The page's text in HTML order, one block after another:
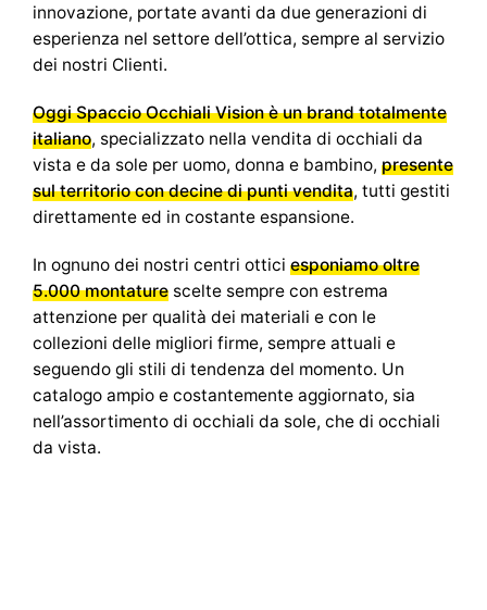
innovazione, portate avanti da due generazioni di
esperienza nel settore dell’ottica, sempre al servizio
dei nostri Clienti.
Oggi Spaccio Occhiali Vision è un brand totalmente
italiano, specializzato nella vendita di occhiali da
vista e da sole per uomo, donna e bambino, presente
sul territorio con decine di punti vendita, tutti gestiti
direttamente ed in costante espansione.
In ognuno dei nostri centri ottici esponiamo oltre
5.000 montature scelte sempre con estrema
attenzione per qualità dei materiali e con le
collezioni delle migliori firme, sempre attuali e
seguendo gli stili di tendenza del momento. Un
catalogo ampio e costantemente aggiornato, sia
nell’assortimento di occhiali da sole, che di occhiali
da vista.